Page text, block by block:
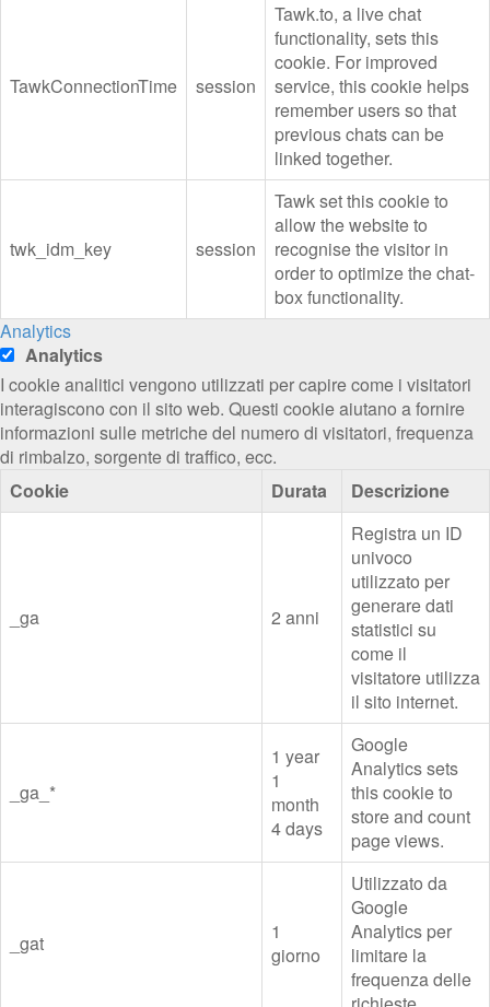
TawkConnectionTime session
Tawk.to, a live chat
functionality, sets this
cookie. For improved
service, this cookie helps
remember users so that
previous chats can be
linked together.
twk_idm_key session
Tawk set this cookie to
allow the website to
recognise the visitor in
order to optimize the chat-
box functionality.
Analytics
Analytics
I cookie analitici vengono utilizzati per capire come i visitatori
interagiscono con il sito web. Questi cookie aiutano a fornire
informazioni sulle metriche del numero di visitatori, frequenza
di rimbalzo, sorgente di traffico, ecc.
Cookie
Durata Descrizione
_ga 2 anni
Registra un ID
univoco
utilizzato per
generare dati
statistici su
come il
visitatore utilizza
il sito internet.
_ga_*
1 year
1
month
4 days
Google
Analytics sets
this cookie to
store and count
page views.
_gat
1
giorno
Utilizzato da
Google
Analytics per
limitare la
frequenza delle